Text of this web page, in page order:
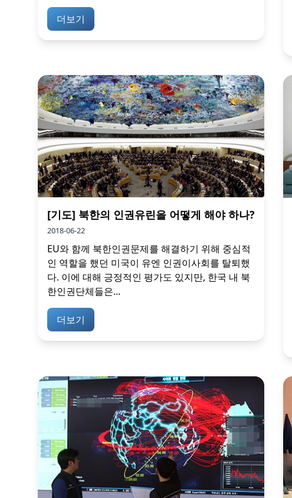
더보기
[기도] 북한의 인권유린을 어떻게 해야 하나?
2018-06-22
EU와 함께 북한인권문제를 해결하기 위해 중심적
인 역할을 했던 미국이 유엔 인권이사회를 탈퇴했
다. 이에 대해 긍정적인 평가도 있지만, 한국 내 북
한인권단체들은...
더보기